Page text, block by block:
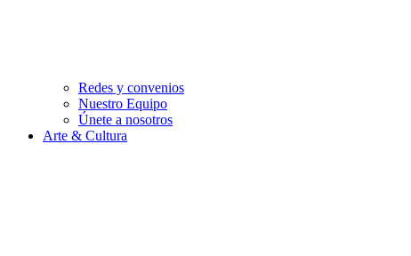
Redes y convenios
Nuestro Equipo
Únete a nosotros
Arte & Cultura